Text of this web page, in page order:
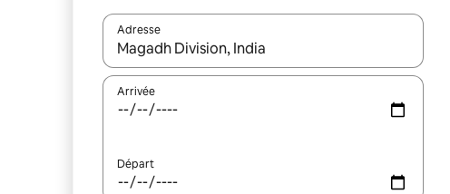
Adresse
Lorsque les résultats s'affichent, utilisez les flèches vers
Arrivée
Départ